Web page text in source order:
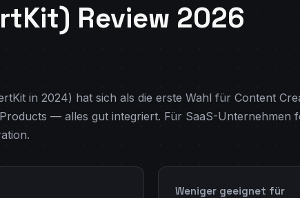
Review 2026
in 2024) hat sich als die erste Wahl für Content
— alles gut integriert. Für SaaS-Unternehmen
Weniger geeignet für